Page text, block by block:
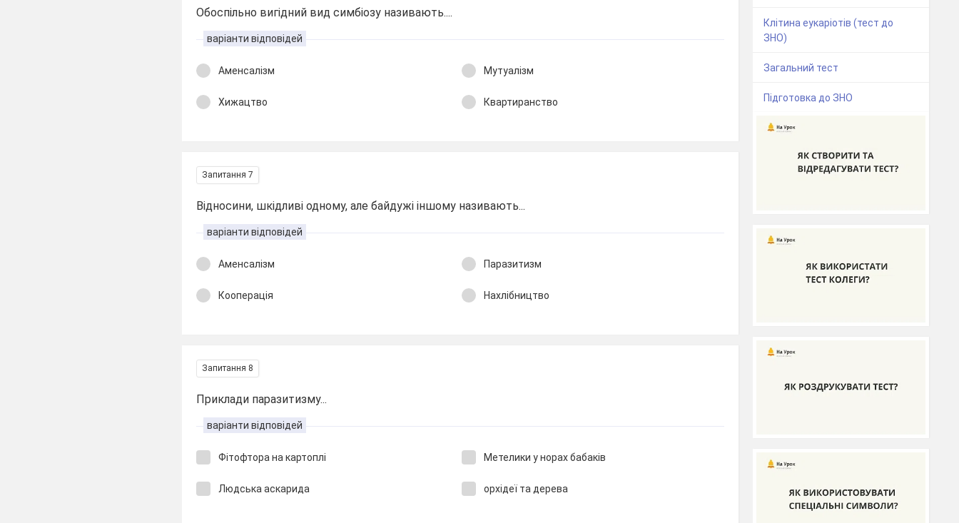
Обоспільно вигідний вид симбіозу називають....
варіанти відповідей
Аменсалізм Мутуалізм
Хижацтво Квартиранство
Запитання 7
Відносини, шкідливі одному, але байдужі іншому називають...
варіанти відповідей
Аменсалізм Паразитизм
Кооперація Нахлібництво
Запитання 8
Приклади паразитизму...
варіанти відповідей
Фітофтора на картоплі Метелики у норах бабаків
Людська аскарида орхідеї та дерева
Клітина еукаріотів (тест до
ЗНО)
Загальний тест
Підготовка до ЗНО